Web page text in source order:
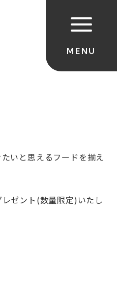
いと思えるフードを揃え
ゼント(数量限定)いたし